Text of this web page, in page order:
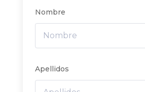
Nombre
Apellidos